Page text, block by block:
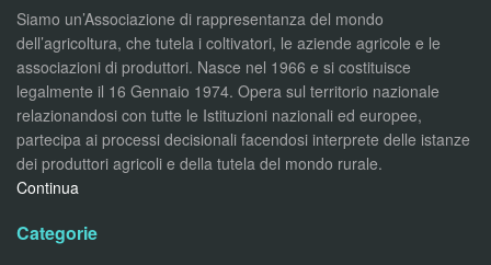
Siamo un’Associazione di rappresentanza del mondo
dell’agricoltura, che tutela i coltivatori, le aziende agricole e le
associazioni di produttori. Nasce nel 1966 e si costituisce
legalmente il 16 Gennaio 1974. Opera sul territorio nazionale
relazionandosi con tutte le Istituzioni nazionali ed europee,
partecipa ai processi decisionali facendosi interprete delle istanze
dei produttori agricoli e della tutela del mondo rurale.
Continua
Categorie